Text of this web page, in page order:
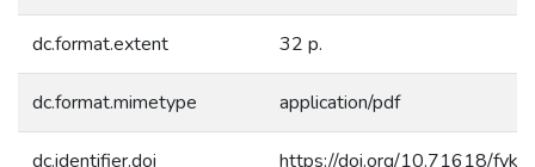
dc.format.extent 32 p.
dc.format.mimetype application/pdf
dc.identifier.doi https://doi.org/10.71618/